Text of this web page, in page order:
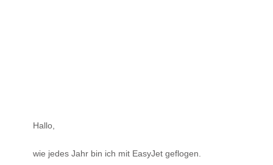
Hallo,
wie jedes Jahr bin ich mit EasyJet geflogen.